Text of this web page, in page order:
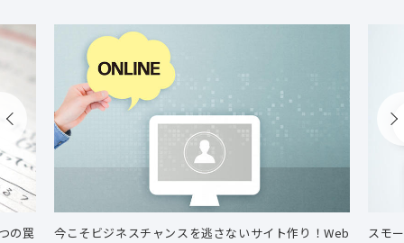
の罠
今こそビジネスチャンスを逃さないサイト作り！Web
スモ